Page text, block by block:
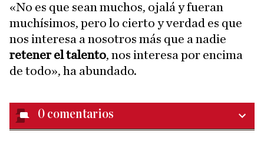
«No es que sean muchos, ojalá y fueran
muchísimos, pero lo cierto y verdad es que
nos interesa a nosotros más que a nadie
retener el talento, nos interesa por encima
de todo», ha abundado.
0 comentarios